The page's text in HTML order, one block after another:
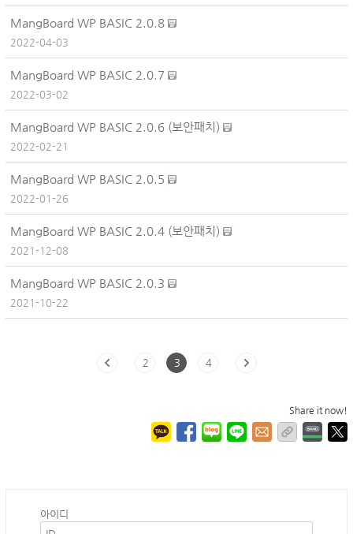
MangBoard WP BASIC 2.0.8
2022-04-03
MangBoard WP BASIC 2.0.7
2022-03-02
MangBoard WP BASIC 2.0.6 (보안패치)
2022-02-21
MangBoard WP BASIC 2.0.5
2022-01-26
MangBoard WP BASIC 2.0.4 (보안패치)
2021-12-08
MangBoard WP BASIC 2.0.3
2021-10-22
2 3 4
Share it now!
아이디